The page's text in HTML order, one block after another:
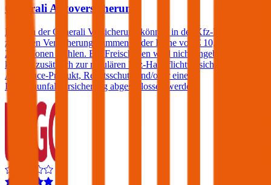
Generali Autoversicherung
Kunden der Generali Versicherung können in der Kfz-Haftpflicht
zwischen Versicherungssummen in der Höhe von € 10, 15, 20 und
25 Millionen wählen. Ein Freischaden wird nicht angeboten, jedoch
können zusätzlich zur regulären Kfz-Haftpflichtversicherung ein
Assistance-Produkt, Rechtsschutz und/oder eine
Insassenunfallversicherung abgeschlossen werden.